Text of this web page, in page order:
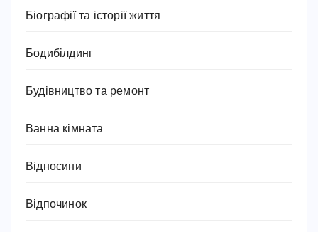
Біографії та історії життя
Бодибілдинг
Будівництво та ремонт
Ванна кімната
Відносини
Відпочинок